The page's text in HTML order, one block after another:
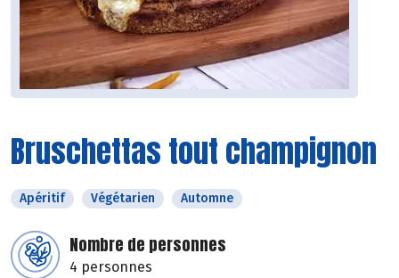
Bruschettas tout champignon
Apéritif Végétarien Automne
Nombre de personnes
4 personnes